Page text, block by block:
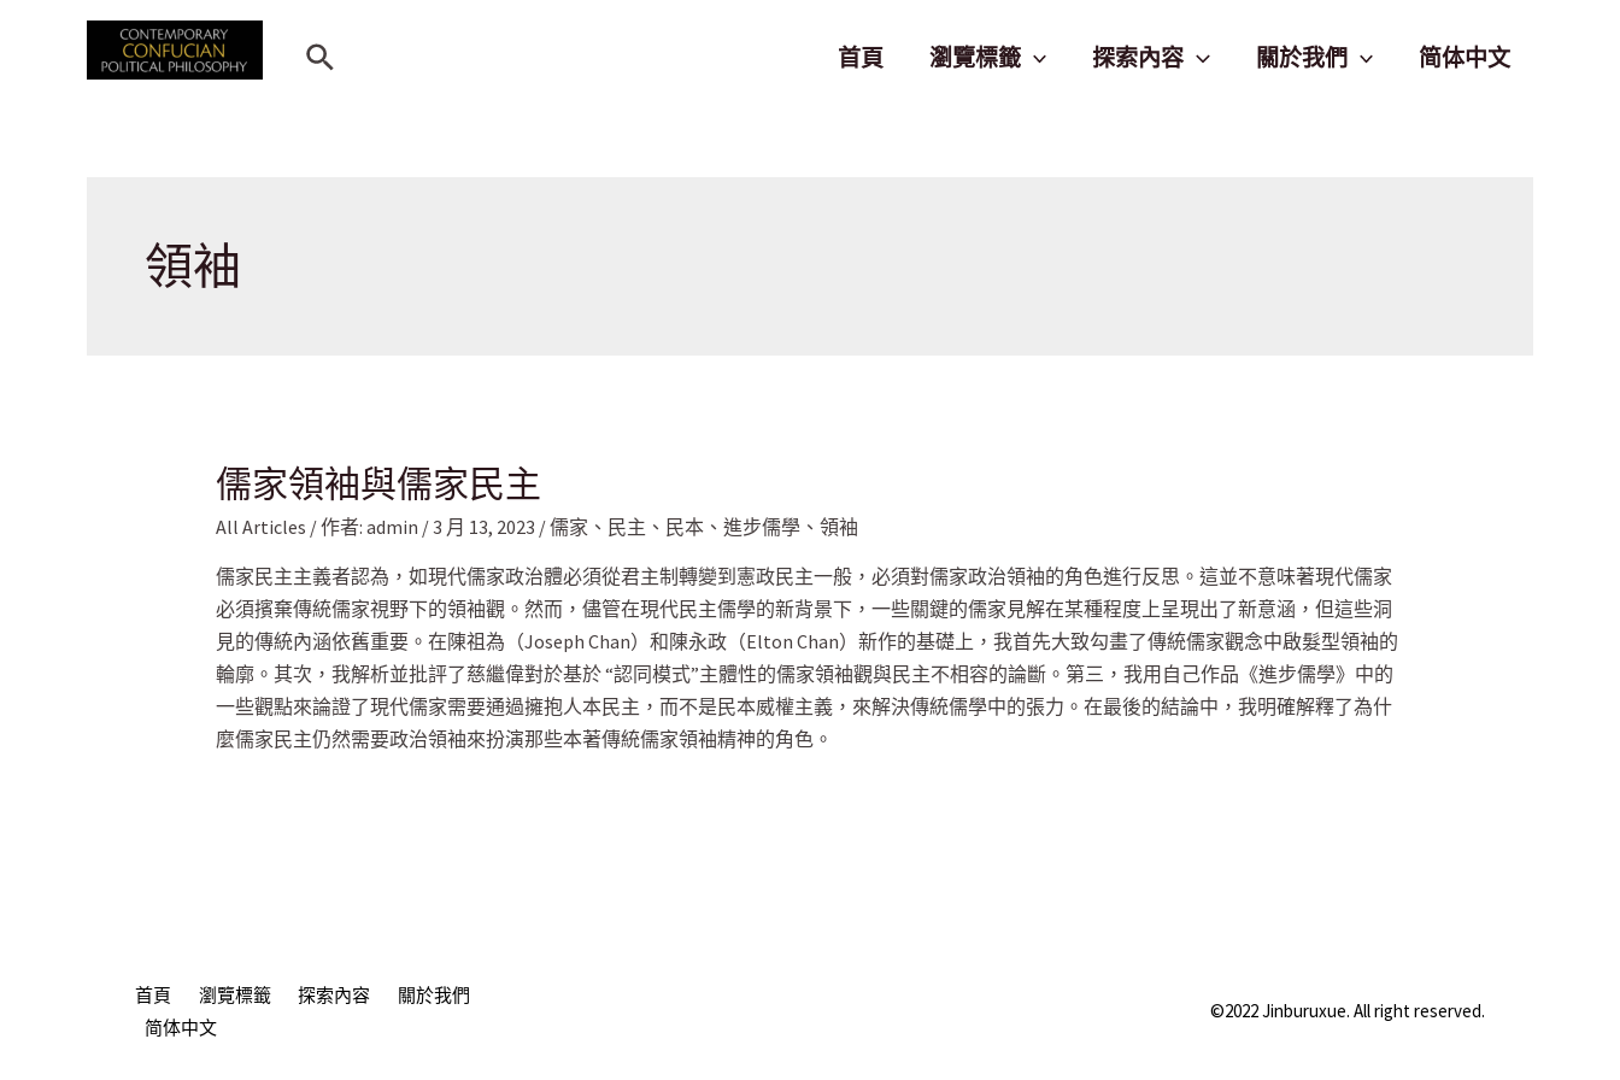
搜
首頁 瀏覽標籤 探索內容 關於我們 简体中文
領袖
儒家領袖與儒家民主
All Articles / 作者: admin /3 月 13, 2023 /儒家 、 民主 、 民本、 進步儒學、 領袖
儒家民主主義者認為，如現代儒家政治體必須從君主制轉變到憲政民主一般，必須對儒家政治領袖的角色進行反思。這並不意味著現代儒家
必須擯棄傳統儒家視野下的領袖觀。然而，儘管在現代民主儒學的新背景下，一些關鍵的儒家見解在某種程度上呈現出了新意涵，但這些洞
見的傳統內涵依舊重要。在陳祖為（Joseph Chan）和陳永政（Elton Chan）新作的基礎上，我首先大致勾畫了傳統儒家觀念中啟髮型領袖的
輪廓。其次，我解析並批評了慈繼偉對於基於 “認同模式”主體性的儒家領袖觀與民主不相容的論斷。第三，我用自己作品《進步儒學》中的
一些觀點來論證了現代儒家需要通過擁抱人本民主，而不是民本威權主義，來解決傳統儒學中的張力。在最後的結論中，我明確解釋了為什
麼儒家民主仍然需要政治領袖來扮演那些本著傳統儒家領袖精神的角色。
首頁 瀏覽標籤 探索內容
關於我們
简体中文
©2022 Jinburuxue. All right reserved.